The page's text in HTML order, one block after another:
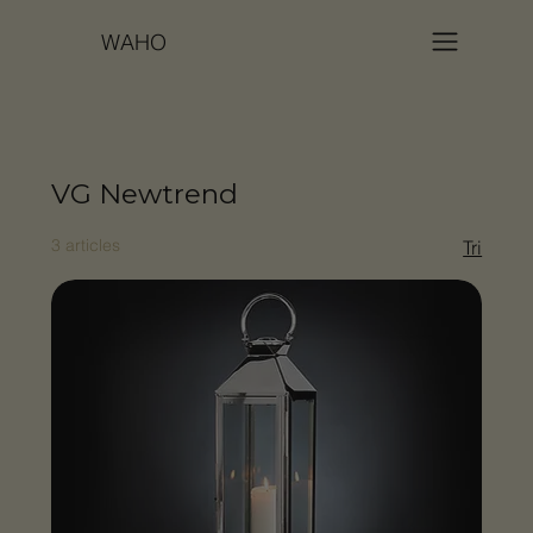
WAHO
VG Newtrend
3 articles Tri